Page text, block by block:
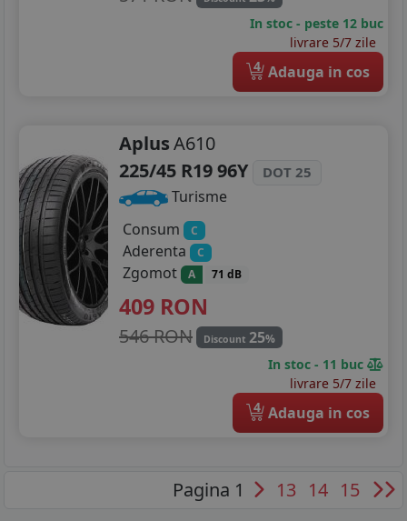
In stoc - peste 12 buc
livrare 5/7 zile
4 Adauga in cos
AplusA610
225/45 R19 96Y
DOT 25
Turisme
Consum
C
Aderenta C
Zgomot A 71 dB
409 RON
546 RON Discount 25%
In stoc - 11 buc
livrare 5/7 zile
4 Adauga in cos
Pagina 1 13 14 15